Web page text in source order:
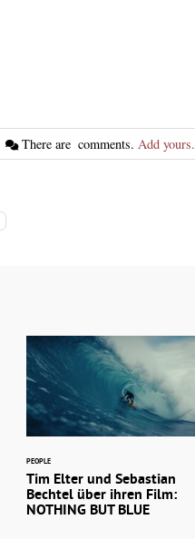
There are comments. Add yours.
PEOPLE
Tim Elter und Sebastian
Bechtel über ihren Film:
NOTHING BUT BLUE